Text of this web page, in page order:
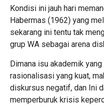
Kondisi ini jauh hari
Habermas (1962) yang
sekarang ini tentu tak
grup WA sebagai arena
Dimana isu akademik
rasionalisasi yang kuat,
diskursus negatif, dan Ini
memperburuk krisis